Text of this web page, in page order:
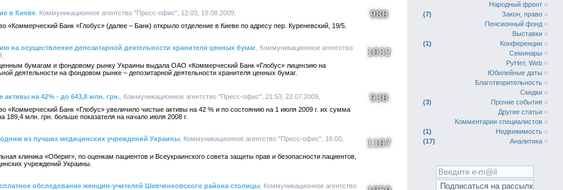
в Киеве , Коммуникационное агентство "Пресс-офис", 12:03, 19.08.2009, 980
«Коммерческий Банк «Глобус» (далее – Банк) открыло отделение в Киеве по адресу пер. Куреневский, 19/5.
на осуществление депозитарной деятельности хранителя ценных бумаг , Коммуникационное агентство
1032
бумагам и фондовому рынку Украины выдала ОАО «Коммерческий Банк «Глобус» лицензию на
деятельности на фондовом рынке – депозитарной деятельности хранителя ценных бумаг.
активы на 42% - до 643,8 млн. грн. , Коммуникационное агентство "Пресс-офис", 21:53, 22.07.2009, 930
«Коммерческий Банк «Глобус» увеличило чистые активы на 42 % и по состоянию на 1 июля 2009 г. их сумма
189,4 млн. грн. больше показателя на начало июля 2008 г.
из лучших медицинских учреждений Украины , Коммуникационное агентство "Пресс-офис", 16:00,
1107
клиника «Обериг», по оценкам пациентов и Всеукраинского совета защиты прав и безопасности пациентов,
учреждений Украины.
обследование женщин-учителей Шевченковского района столицы , Коммуникационное агентство
Народный фронт «
7
Закон, право «
Пенсионный фонд «
Выставки «
1
Конференции «
Семинары «
РуНет, Web «
Юбилейные даты «
Благотворительность «
Скидки «
3
Прочие события «
Другие статьи «
Комментарии специалистов «
1
Недвижимость «
17
Аналитика «